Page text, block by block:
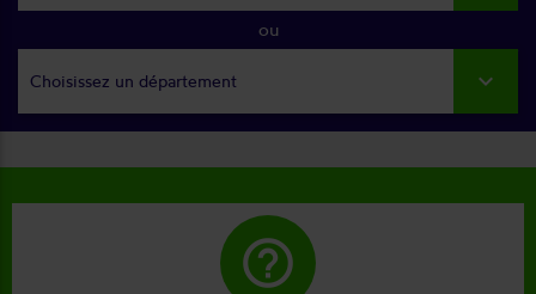
ou
Choisissez un département
help_outline